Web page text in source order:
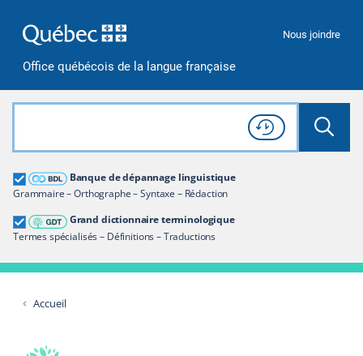
Office québécois de la langue française
Nous joindre
Rechercher dans tout le site
Lancer
Consulter l'
Historique
de recherche
Banque de dépannage linguistique
Grammaire – Orthographe – Syntaxe – Rédaction
Grand dictionnaire terminologique
Termes spécialisés – Définitions – Traductions
Grand dictionnaire terminologique
Restreindre aux termes
Accueil